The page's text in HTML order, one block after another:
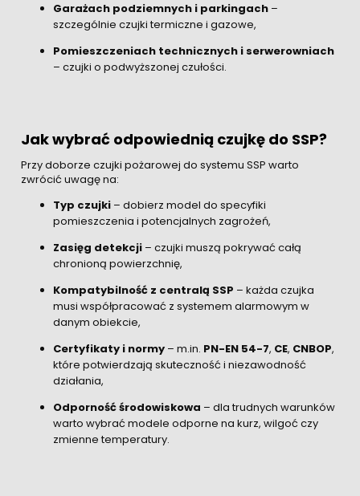
Garażach podziemnych i parkingach –
szczególnie czujki termiczne i gazowe,
Pomieszczeniach technicznych i serwerowniach
– czujki o podwyższonej czułości.
Jak wybrać odpowiednią czujkę do SSP?
Przy doborze czujki pożarowej do systemu SSP warto
zwrócić uwagę na:
Typ czujki – dobierz model do specyfiki
pomieszczenia i potencjalnych zagrożeń,
Zasięg detekcji – czujki muszą pokrywać całą
chronioną powierzchnię,
Kompatybilność z centralą SSP – każda czujka
musi współpracować z systemem alarmowym w
danym obiekcie,
Certyfikaty i normy – m.in. PN-EN 54-7, CE, CNBOP,
które potwierdzają skuteczność i niezawodność
działania,
Odporność środowiskowa – dla trudnych warunków
warto wybrać modele odporne na kurz, wilgoć czy
zmienne temperatury.